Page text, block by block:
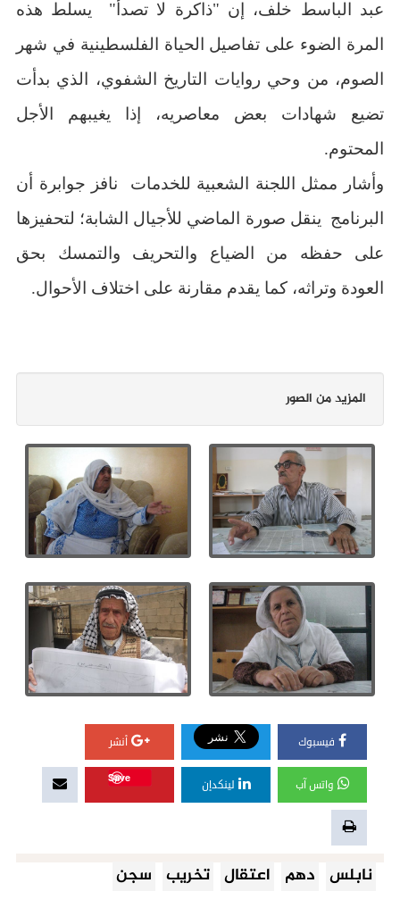
عبد الباسط خلف، إن "ذاكرة لا تصدأ" يسلط هذه
المرة الضوء على تفاصيل الحياة الفلسطينية في شهر
الصوم، من وحي روايات التاريخ الشفوي، الذي بدأت
تضيع شهادات بعض معاصريه، إذا يغيبهم الأجل
المحتوم.
وأشار ممثل اللجنة الشعبية للخدمات نافز جوابرة أن
البرنامج ينقل صورة الماضي للأجيال الشابة؛ لتحفيزها
على حفظه من الضياع والتحريف والتمسك بحق
العودة وتراثه، كما يقدم مقارنة على اختلاف الأحوال.
المزيد من الصور
فيسبوك أنشر
واتس آب لينكدإن
Save
نابلس دهم اعتقال تخريب سجن